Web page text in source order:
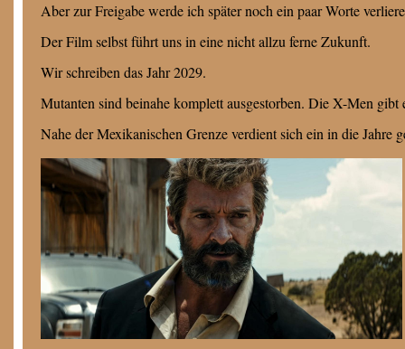
Aber zur Freigabe werde ich später noch ein paar Worte
Der Film selbst führt uns in eine nicht allzu ferne Zukunft.
Wir schreiben das Jahr 2029.
Mutanten sind beinahe komplett ausgestorben. Die X-Men gibt
Nahe der Mexikanischen Grenze verdient sich ein in die Jahre